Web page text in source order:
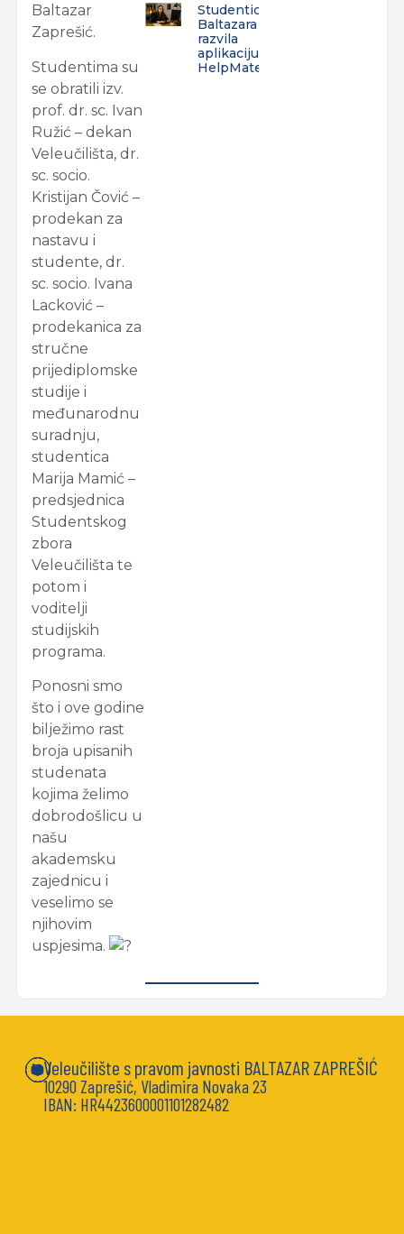
Baltazar
Zaprešić.
Studentima su
se obratili izv.
prof. dr. sc. Ivan
Ružić – dekan
Veleučilišta, dr.
sc. socio.
Kristijan Čović –
prodekan za
nastavu i
studente, dr.
sc. socio. Ivana
Lacković –
prodekanica za
stručne
prijediplomske
studije i
međunarodnu
suradnju,
studentica
Marija Mamić –
predsjednica
Studentskog
zbora
Veleučilišta te
potom i
voditelji
studijskih
programa.
Ponosni smo
što i ove godine
bilježimo rast
broja upisanih
studenata
kojima želimo
dobrodošlicu u
našu
akademsku
zajednicu i
veselimo se
njihovim
uspjesima.
Studentica
Baltazara
razvila
aplikaciju
HelpMate
Veleučilište s pravom javnosti BALTAZAR ZAPREŠIĆ
10290 Zaprešić, Vladimira Novaka 23
IBAN: HR4423600001101282482